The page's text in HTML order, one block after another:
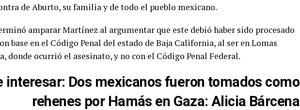
de Aburto, su familia y de todo el pueblo mexicano.
amparar Martínez al argumentar que este debió haber sido procesado
base en el Código Penal del estado de Baja California, al ser en Lomas
donde ocurrió el asesinato, y no con el Código Penal Federal.
interesar: Dos mexicanos fueron tomados como
rehenes por Hamás en Gaza: Alicia Bárcena